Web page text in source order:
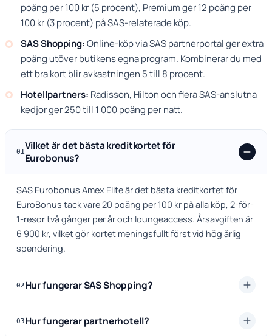
poäng per 100 kr (5 procent), Premium ger 12 poäng per
100 kr (3 procent) på SAS-relaterade köp.
SAS Shopping:Online-köp via SAS partnerportal ger extra
poäng utöver butikens egna program. Kombinerar du med
ett bra kort blir avkastningen 5 till 8 procent.
Hotellpartners: Radisson, Hilton och flera SAS-anslutna
kedjor ger 250 till 1 000 poäng per natt.
01Vilket är det bästa kreditkortet för
Eurobonus?
SAS Eurobonus Amex Eliteär det bästa kreditkortet för
EuroBonus tack vare 20 poäng per 100 kr på alla köp, 2-för-
1-resor två gånger per år och loungeaccess. Årsavgiften är
6 900 kr, vilket gör kortet meningsfullt först vid hög årlig
spendering.
02Hur fungerar SAS Shopping?
03Hur fungerar partnerhotell?